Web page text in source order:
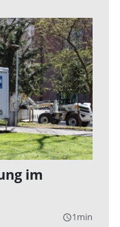
im
query_builder1min